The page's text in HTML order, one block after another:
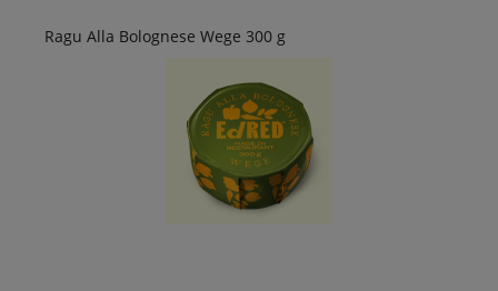
Ragu Alla Bolognese Wege 300 g